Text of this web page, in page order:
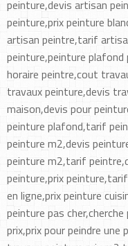
peinture,devis artisan
peinture,prix peinture
artisan peintre,tarif
peinture,peinture
horaire peintre,cout
travaux peinture,devis
maison,devis pour
peinture plafond,tarif
peinture m2,devis
peinture m2,tarif
peinture,prix
en ligne,prix peinture
peinture pas
prix,prix pour peindre